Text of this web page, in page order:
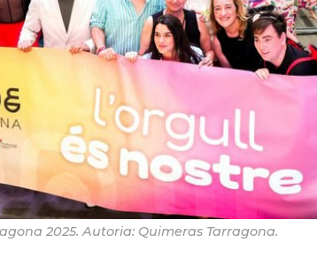
2025. Autoria: Quimeras Tarragona.